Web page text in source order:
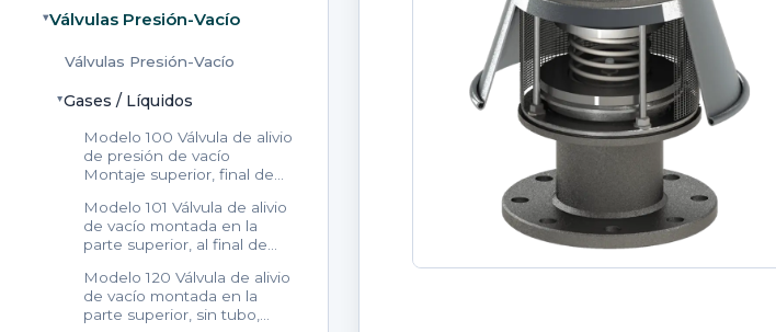
▸Válvulas Presión-Vacío
Válvulas Presión-Vacío
▸Gases / Líquidos
Modelo 100 Válvula de alivio
de presión de vacío
Montaje superior, final de…
Modelo 101 Válvula de alivio
de vacío montada en la
parte superior, al final de…
Modelo 120 Válvula de alivio
de vacío montada en la
parte superior, sin tubo,…